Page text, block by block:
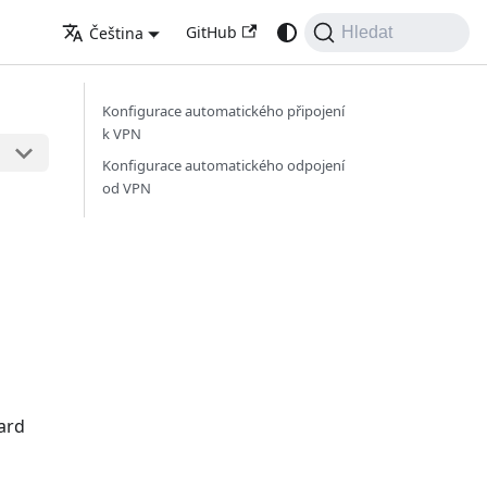
Čeština GitHub Hledat
Konfigurace automatického připojení
k VPN
Konfigurace automatického odpojení
od VPN